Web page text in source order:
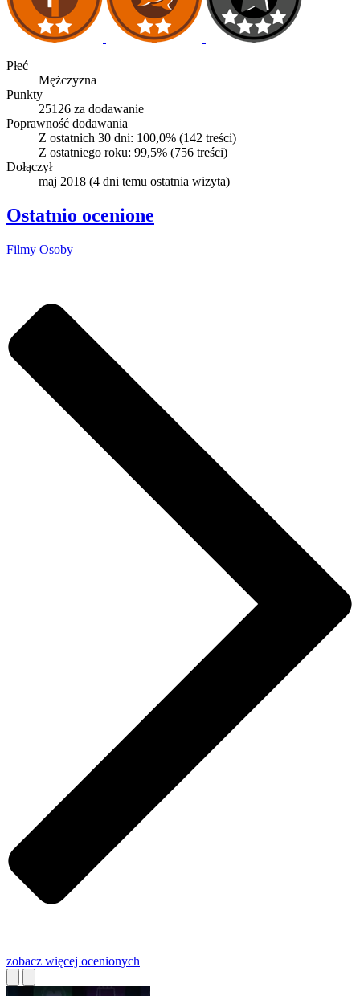
Płeć
Mężczyzna
Punkty
25126 za dodawanie
Poprawność dodawania
Z ostatnich 30 dni: 100,0% (142 treści)
Z ostatniego roku: 99,5% (756 treści)
Dołączył
maj 2018 (4 dni temu ostatnia wizyta)
Ostatnio ocenione
Filmy Osoby
zobacz więcej ocenionych